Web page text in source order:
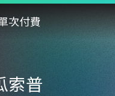
次付費
索普